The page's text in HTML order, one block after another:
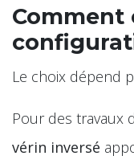
Comment
Le choix dépend
Pour des travaux
vérin inversé